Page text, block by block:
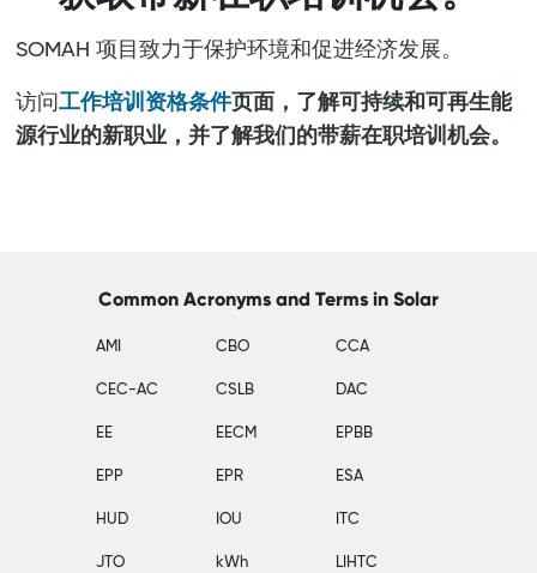
SOMAH 项目致力于保护环境和促进经济发展。
访问 工作培训资格条件页面，了解可持续和可再生能
源行业的新职业，并了解我们的带薪在职培训机会。
Common Acronyms and Terms in Solar
AMI CBO CCA
CEC-AC CSLB DAC
EE EECM EPBB
EPP EPR ESA
HUD IOU ITC
JTO kWh LIHTC